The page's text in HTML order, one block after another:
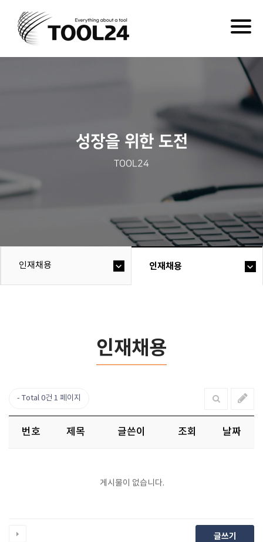
성장을 위한 도전
TOOL24
인재채용 인재채용
인재채용
Total 0건 1 페이지
번호 제목 글쓴이 조회 날짜
게시물이 없습니다.
글쓰기